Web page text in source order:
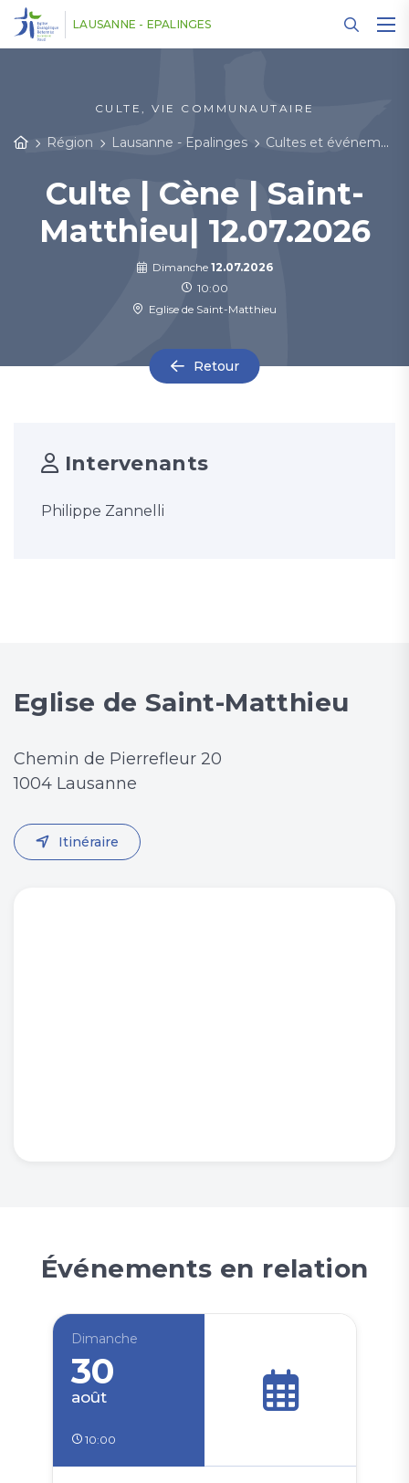
LAUSANNE - EPALINGES
CULTE, VIE COMMUNAUTAIRE
Région Lausanne - Epalinges Cultes et événements
Culte | Cène | Saint-
Matthieu| 12.07.2026
Dimanche 12.07.2026
10:00
Eglise de Saint-Matthieu
Retour
Intervenants
Philippe Zannelli
Eglise de Saint-Matthieu
Chemin de Pierrefleur 20
1004 Lausanne
Itinéraire
Événements en relation
Dimanche
30
août
10:00
Panneau de gestion des cookies